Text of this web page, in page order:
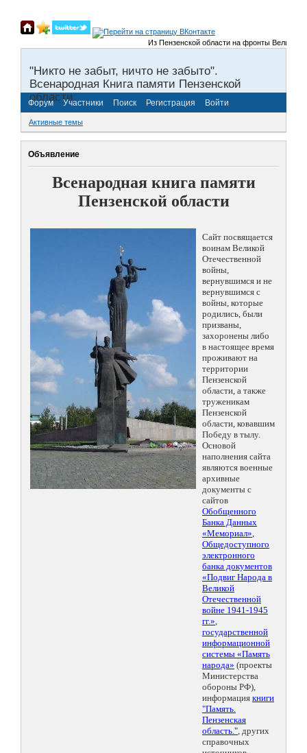
Из Пензенской области на фронты Великой
"Никто не забыт, ничто не забыто".
Всенародная Книга памяти Пензенской
области.
Форум Участники Поиск Регистрация Войти
Активные темы
Объявление
Всенародная книга памяти
Пензенской области
Сайт посвящается
воинам Великой
Отечественной
войны,
вернувшимся и не
вернувшимся с
войны, которые
родились, были
призваны,
захоронены либо
в настоящее время
проживают на
территории
Пензенской
области, а также
труженикам
Пензенской
области, ковавшим
Победу в тылу.
Основой
наполнения сайта
являются военные
архивные
документы с
сайтов
Обобщенного
Банка Данных
«Мемориал»,
Общедоступного
электронного
банка документов
«Подвиг Народа в
Великой
Отечественной
войне 1941-1945
гг.»,
государственной
информационной
системы «Память
народа» (проекты
Министерства
обороны РФ),
информация книги
"Память.
Пензенская
область.", других
справочных